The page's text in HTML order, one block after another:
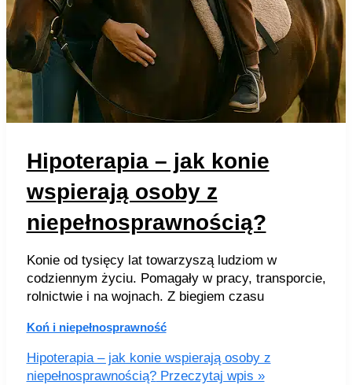
Hipoterapia – jak konie
wspierają osoby z
niepełnosprawnością?
Konie od tysięcy lat towarzyszą ludziom w
codziennym życiu. Pomagały w pracy, transporcie,
rolnictwie i na wojnach. Z biegiem czasu
Koń i niepełnosprawność
Hipoterapia – jak konie wspierają osoby z
niepełnosprawnością?Przeczytaj wpis »